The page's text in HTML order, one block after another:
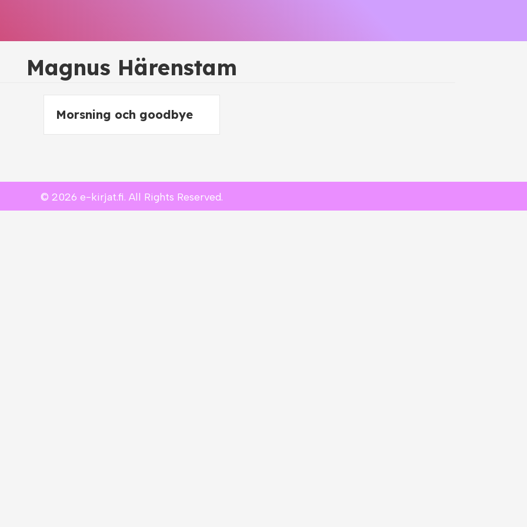
Magnus Härenstam
Morsning och goodbye
© 2026 e-kirjat.fi. All Rights Reserved.